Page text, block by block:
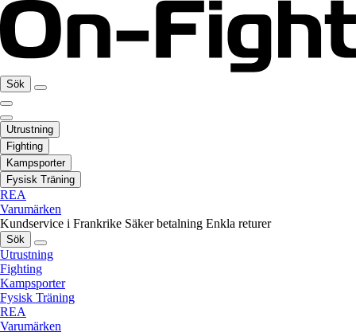
Sök
Utrustning
Fighting
Kampsporter
Fysisk Träning
REA
Varumärken
Kundservice i Frankrike Säker betalning Enkla returer
Sök
Utrustning
Fighting
Kampsporter
Fysisk Träning
REA
Varumärken